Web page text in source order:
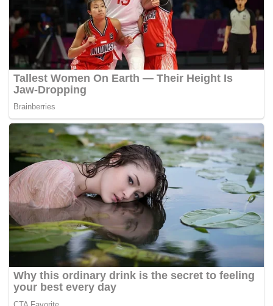
ikatan kasih sayang dan toleransi sebagai sebuah
Keluarga Malaysia yang besar,”kata Ismail Sabri.
Mengulas tema Maulidul Rasul Kebangsaan “Manhaj
Rabbani Ummah Berkualiti”, Ismail Sabri berkata ia
membawa mesej kepada norma hidup yang menekankan
prinsip Dasar Manhaj Rabbani iaitu Rahmat, Aman,
Bertuhan, Bakti, Adil, dan Insani.
Menurut beliau, ia selari dengan konsep Keluarga
Malaysia yang menekankan tiga teras utama iaitu
Keterangkuman, Kebersamaan dan Kesyukuran di
samping 20 nilai lain seperti amalan ihsan, beriman, kasih
sayang dan bermusyawarah.
“Tema ini juga selari dengan Dasar Perpaduan Negara
berkonsepkan, Perpaduan Dalam Kepelbagaian yang
mana perpaduan dan integrasi nasional telah lama
diamalkan di negara ini termasuk dalam sambutan
Maulidur Rasul.